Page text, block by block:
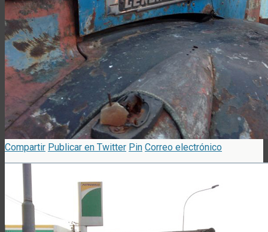
Compartir Publicar en Twitter Pin Correo electrónico